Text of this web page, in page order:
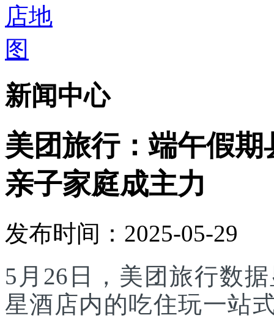
新闻中心
美团旅行：端午假
亲子家庭成主力
发布时间：2025-05-29
5月26日，美团旅行数
星酒店内的吃住玩一站